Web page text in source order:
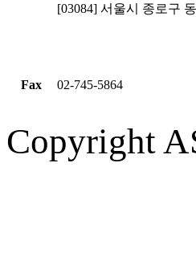
[03084] 서울시 종로구
Fax 02-745-5864
Copyright